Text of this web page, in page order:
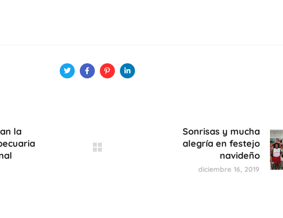
la
Sonrisas y mucha
alegría en festejo
navideño
diciembre 16, 2019